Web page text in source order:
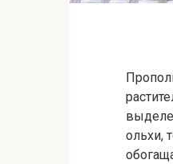
ольхи,